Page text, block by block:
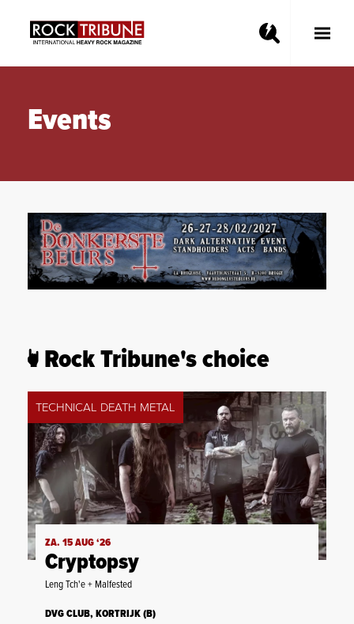
Toggle
Events
Rock Tribune's choice
TECHNICAL DEATH METAL
ZA. 15 AUG ‘26
Cryptopsy
Leng Tch'e + Malfested
DVG CLUB, KORTRIJK (B)